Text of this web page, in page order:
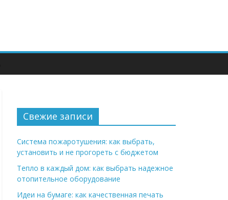
Свежие записи
Система пожаротушения: как выбрать,
установить и не прогореть с бюджетом
Тепло в каждый дом: как выбрать надежное
отопительное оборудование
Идеи на бумаге: как качественная печать